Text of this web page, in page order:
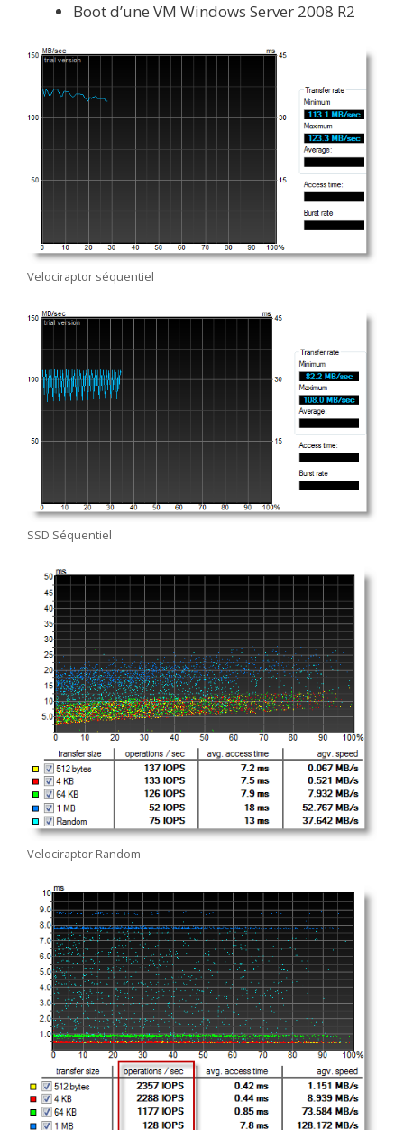
Boot d’une VM Windows Server 2008 R2
Velociraptor séquentiel
SSD Séquentiel
Velociraptor Random